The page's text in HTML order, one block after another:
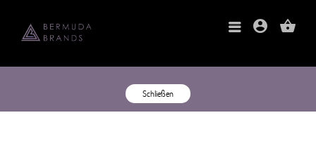
account_circle shopping_basket
Schließen